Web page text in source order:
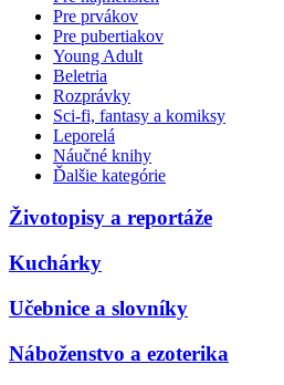
Pre prvákov
Pre pubertiakov
Young Adult
Beletria
Rozprávky
Sci-fi, fantasy a komiksy
Leporelá
Náučné knihy
Ďalšie kategórie
Životopisy a reportáže
Kuchárky
Učebnice a slovníky
Náboženstvo a ezoterika